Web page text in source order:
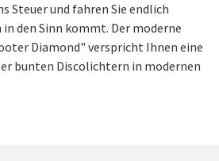
Steuer und fahren Sie endlich
den Sinn kommt. Der moderne
Diamond" verspricht Ihnen eine
bunten Discolichtern in modernen